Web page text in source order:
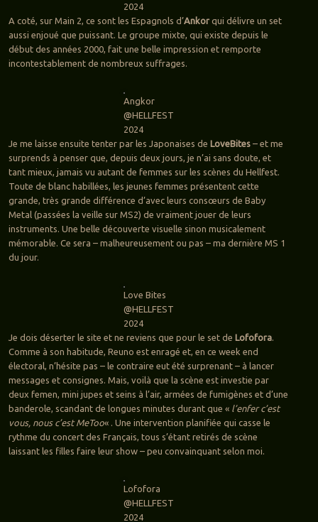
2024
A coté, sur Main 2, ce sont les Espagnols d’Ankorqui délivre un set
aussi enjoué que puissant. Le groupe mixte, qui existe depuis le
début des années 2000, fait une belle impression et remporte
incontestablement de nombreux suffrages.
Angkor
@HELLFEST
2024
Je me laisse ensuite tenter par les Japonaises de LoveBites– et me
surprends à penser que, depuis deux jours, je n’ai sans doute, et
tant mieux, jamais vu autant de femmes sur les scènes du Hellfest.
Toute de blanc habillées, les jeunes femmes présentent cette
grande, très grande différence d’avec leurs consœurs de Baby
Metal (passées la veille sur MS2) de vraiment jouer de leurs
instruments. Une belle découverte visuelle sinon musicalement
mémorable. Ce sera – malheureusement ou pas – ma dernière MS 1
du jour.
Love Bites
@HELLFEST
2024
Je dois déserter le site et ne reviens que pour le set de Lofofora.
Comme à son habitude, Reuno est enragé et, en ce week end
électoral, n’hésite pas – le contraire eut été surprenant – à lancer
messages et consignes. Mais, voilà que la scène est investie par
deux femen, mini jupes et seins à l’air, armées de fumigènes et d’une
banderole, scandant de longues minutes durant que « l’enfer c’est
vous, nous c’est MeToo« . Une intervention planifiée qui casse le
rythme du concert des Français, tous s’étant retirés de scène
laissant les filles faire leur show – peu convainquant selon moi.
Lofofora
@HELLFEST
2024